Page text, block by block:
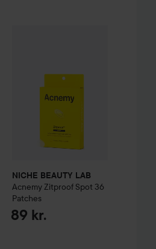
Multi-action Imperfection
NICHE BEAUTY LAB
AcnemyZitproof Spot 36
Patches
89 kr.